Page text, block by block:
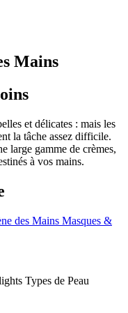
Mains
et délicates : mais les
la tâche assez difficile.
large gamme de crèmes,
à vos mains.
des Mains Masques &
Types de Peau